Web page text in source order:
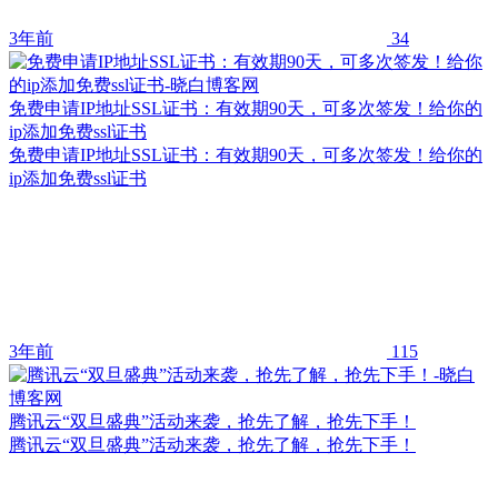
3年前 34
免费申请IP地址SSL证书：有效期90天，可多次签发！给你的
ip添加免费ssl证书
免费申请IP地址SSL证书：有效期90天，可多次签发！给你的
ip添加免费ssl证书
3年前 115
腾讯云“双旦盛典”活动来袭，抢先了解，抢先下手！
腾讯云“双旦盛典”活动来袭，抢先了解，抢先下手！